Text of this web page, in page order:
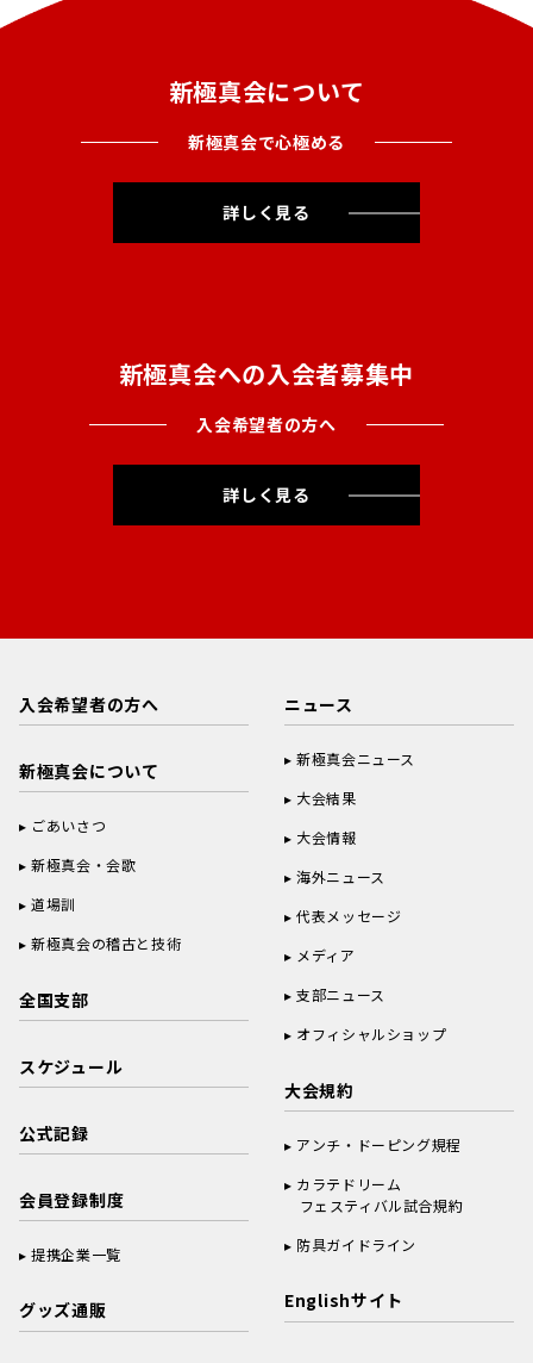
新極真会について
新極真会で心極める
詳しく見る
新極真会への入会者募集中
入会希望者の方へ
詳しく見る
入会希望者の方へ
新極真会について
ごあいさつ
新極真会・会歌
道場訓
新極真会の稽古と技術
全国支部
スケジュール
公式記録
会員登録制度
提携企業一覧
グッズ通販
ニュース
新極真会ニュース
大会結果
大会情報
海外ニュース
代表メッセージ
メディア
支部ニュース
オフィシャルショップ
大会規約
アンチ・ドーピング規程
カラテドリーム
フェスティバル試合規約
防具ガイドライン
Englishサイト